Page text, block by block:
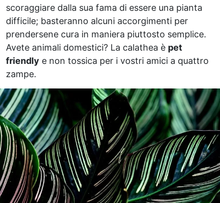
scoraggiare dalla sua fama di essere una pianta
difficile; basteranno alcuni accorgimenti per
prendersene cura in maniera piuttosto semplice.
Avete animali domestici? La calathea è pet
friendly e non tossica per i vostri amici a quattro
zampe.